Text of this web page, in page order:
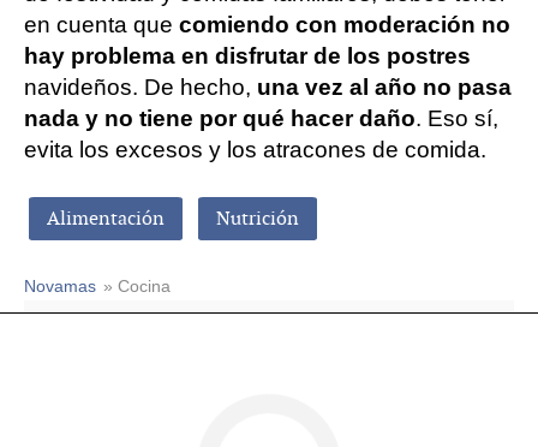
en cuenta que comiendo con moderación no
hay problema en disfrutar de los postres
navideños. De hecho, una vez al año no pasa
nada y no tiene por qué hacer daño. Eso sí,
evita los excesos y los atracones de comida.
Alimentación Nutrición
Novamas » Cocina